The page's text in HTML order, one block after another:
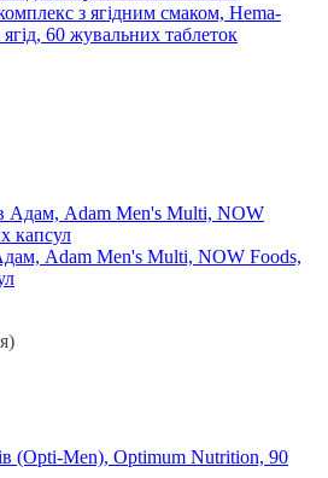
з ягідним смаком, Hema-
60 жувальних таблеток
Adam Men's Multi, NOW Foods,